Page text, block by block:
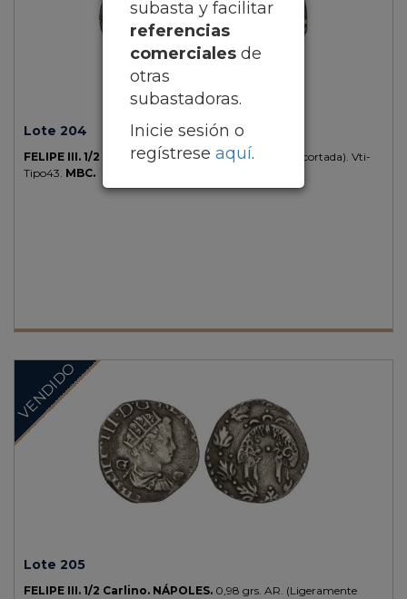
Lote 204
FELIPE III. 1/2 Carlino.NÁPOLES. 0,63 grs. (Recortada). Vti-
Tipo43. MBC.
VENDIDO
Lote 205
FELIPE III. 1/2 Carlino. NÁPOLES. 0,98 grs. AR. (Ligeramente
subasta y facilitar
referencias
comerciales de
otras
subastadoras.
Inicie sesión o
regístrese aquí.